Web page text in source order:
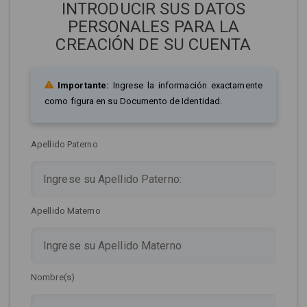
INTRODUCIR SUS DATOS
PERSONALES PARA LA
CREACIÓN DE SU CUENTA
Importante: Ingrese la información exactamente
como figura en su Documento de Identidad.
Apellido Paterno
Apellido Materno
Nombre(s)